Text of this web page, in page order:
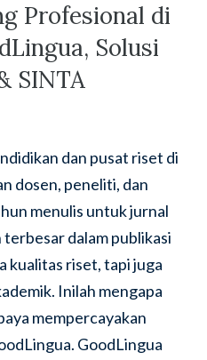
Profesional di
Solusi
SINTA
dan pusat riset di
dosen, peneliti, dan
menulis untuk jurnal
dalam publikasi
kualitas riset, tapi juga
Inilah mengapa
mempercayakan
GoodLingua